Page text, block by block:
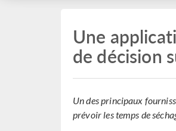
Une
de décision
Un des principaux
prévoir les temps de